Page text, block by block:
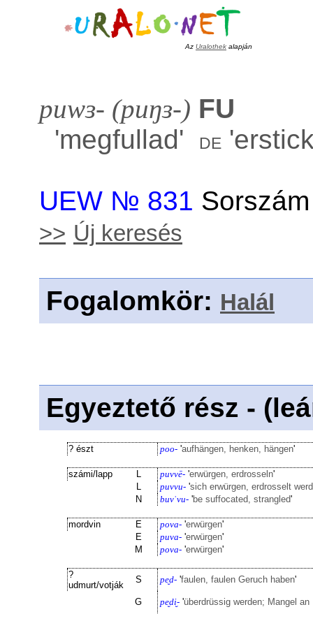
Az Uralothek alapján
puwɜ- (puŋɜ-) FU
'megfullad' de '
UEW № 831
>> Új keresés
Fogalomkör: Halál
Egyeztető rész -
? észt poo- 'aufhängen, henken, hängen'
számi/lapp L puvvē- 'erwürgen, erdrosseln'
L
puvvu- 'sich erwürgen, erdrosselt
N
buvˈvu- 'be suffocated, strangled'
mordvin E pova- 'erwürgen'
E
puva- 'erwürgen'
M
pova- 'erwürgen'
?
udmurt/votják
S pe̮d- 'faulen, faulen Geruch haben'
G pe̮di̮- 'überdrüssig werden; Mangel